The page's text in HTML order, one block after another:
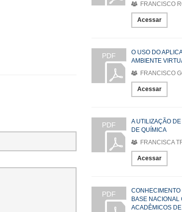
FRANCISCO
Acessar
PDF
O USO DO
AMBIENTE
FRANCISCO
Acessar
PDF
A UTILIZAÇÃO
DE QUÍMICA
FRANCISCA
Acessar
PDF
CONHECIMENTO
BASE
ACADÊMICOS